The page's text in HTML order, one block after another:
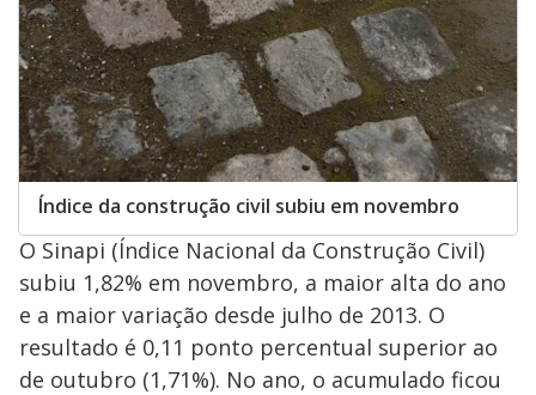
Índice da construção civil subiu em novembro
O Sinapi (Índice Nacional da Construção Civil)
subiu 1,82% em novembro, a maior alta do ano
e a maior variação desde julho de 2013. O
resultado é 0,11 ponto percentual superior ao
de outubro (1,71%). No ano, o acumulado ficou